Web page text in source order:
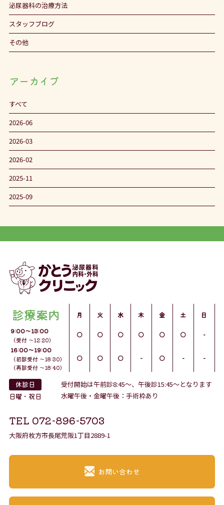
泌尿器科の治療方法
スタッフブログ
その他
アーカイブ
すべて
2026-06
2026-03
2026-02
2025-11
2025-09
診療案内 月 火 水 木 金 土
日
9:00〜13:00
（受付 ～12:20）
○ ○ ○ ○ ○ ○
-
16:00〜19:00
（初診受付 ～18:30）
（再診受付 ～18:40）
○ ○ ○ - ○ - -
休診日
日曜・祝日
受付開始は午前診8:45～、午後診15:45～となります
水曜午後・金曜午後：手術枠あり
TEL 072-896-5703
大阪府枚方市長尾荒阪1丁目2889-1
お問い合わせ